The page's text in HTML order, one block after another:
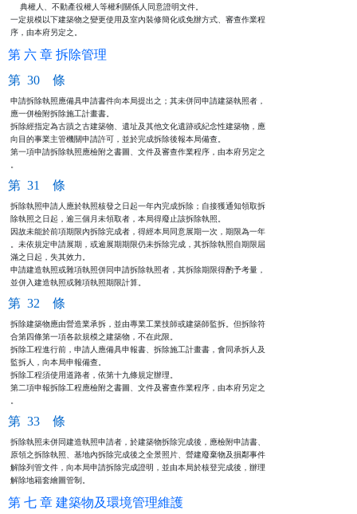
    典權人、不動產役權人等權利關係人同意證明文件。
一定規模以下建築物之變更使用及室內裝修簡化或免辦方式、審查作業程
序，由本府另定之。
第 六 章 拆除管理
第 30 條
申請拆除執照應備具申請書件向本局提出之；其未併同申請建築執照者，
應一併檢附拆除施工計畫書。
拆除經指定為古蹟之古建築物、遺址及其他文化遺跡或紀念性建築物，應
向目的事業主管機關申請許可，並於完成拆除後報本局備查。
第一項申請拆除執照應檢附之書圖、文件及審查作業程序，由本府另定之
。
第 31 條
拆除執照申請人應於執照核發之日起一年內完成拆除；自接獲通知領取拆
除執照之日起，逾三個月未領取者，本局得廢止該拆除執照。
因故未能於前項期限內拆除完成者，得經本局同意展期一次，期限為一年
。未依規定申請展期，或逾展期期限仍未拆除完成，其拆除執照自期限屆
滿之日起，失其效力。
申請建造執照或雜項執照併同申請拆除執照者，其拆除期限得酌予考量，
並併入建造執照或雜項執照期限計算。
第 32 條
拆除建築物應由營造業承拆，並由專業工業技師或建築師監拆。但拆除符
合第四條第一項各款規模之建築物，不在此限。
拆除工程進行前，申請人應備具申報書、拆除施工計畫書，會同承拆人及
監拆人，向本局申報備查。
拆除工程須使用道路者，依第十九條規定辦理。
第二項申報拆除工程應檢附之書圖、文件及審查作業程序，由本府另定之
。
第 33 條
拆除執照未併同建造執照申請者，於建築物拆除完成後，應檢附申請書、
原領之拆除執照、基地內拆除完成後之全景照片、營建廢棄物及損鄰事件
解除列管文件，向本局申請拆除完成證明，並由本局於核登完成後，辦理
解除地籍套繪圖管制。
第 七 章 建築物及環境管理維護